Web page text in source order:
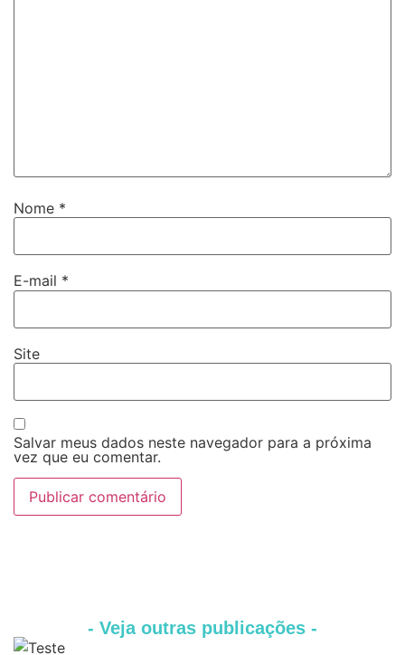
Nome *
E-mail *
Site
Salvar meus dados neste navegador para a próxima
vez que eu comentar.
- Veja outras publicações -